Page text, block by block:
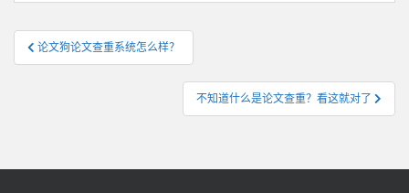
文
章
论文狗论文查重系统怎么样？
不知道什么是论文查重？看这就对了